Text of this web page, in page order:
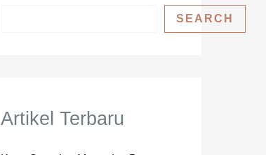
SEARCH
Artikel Terbaru